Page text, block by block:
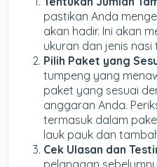
pastikan Anda
akan hadir. Ini akan
ukuran dan jenis
Pilih Paket yang
tumpeng yang
paket yang sesuai
anggaran Anda.
termasuk dalam
lauk pauk dan
Cek Ulasan dan
pelanggan